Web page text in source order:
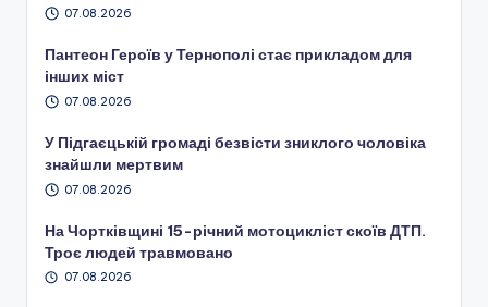
07.08.2026
Пантеон Героїв у Тернополі стає прикладом для
інших міст
07.08.2026
У Підгаєцькій громаді безвісти зниклого чоловіка
знайшли мертвим
07.08.2026
На Чортківщині 15-річний мотоцикліст скоїв ДТП.
Троє людей травмовано
07.08.2026